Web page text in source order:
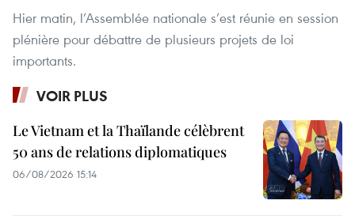
Hier matin, l’Assemblée nationale s’est réunie en session
plénière pour débattre de plusieurs projets de loi
importants.
VOIR PLUS
Le Vietnam et la Thaïlande célèbrent
50 ans de relations diplomatiques
06/08/2026 15:14